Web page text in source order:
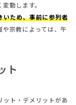
動します。
いため、事前に参列者
や宗教によっては、午
ト
ト・デメリットがあ